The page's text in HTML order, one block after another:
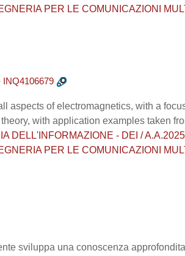
PER LE COMUNICAZIONI
aspects of electromagnetics, with a
with application examples taken
DELL'INFORMAZIONE - DEI /
PER LE COMUNICAZIONI
sviluppa una conoscenza